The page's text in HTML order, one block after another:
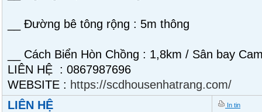
__ Đường bê tông rộng : 5m thông
__ Cách Biển Hòn Chồng : 1,8km / Sân bay
LIÊN HỆ : 0867987696
WEBSITE : https://scdhousenhatrang.com/
LIÊN HỆ
In tin